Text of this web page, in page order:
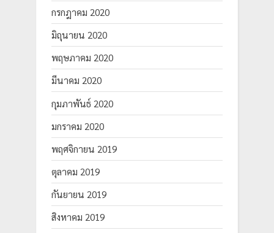
กรกฎาคม 2020
มิถุนายน 2020
พฤษภาคม 2020
มีนาคม 2020
กุมภาพันธ์ 2020
มกราคม 2020
พฤศจิกายน 2019
ตุลาคม 2019
กันยายน 2019
สิงหาคม 2019